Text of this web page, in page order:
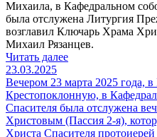
Михаила, в Кафедральном
была отслужена Литургия
возглавил Ключарь Храма
Михаил Рязанцев.
Читать далее
23.03.2025
Вечером 23 марта 2025 года,
Крестопоклонную, в
Спасителя была отслужена
Христовым (Пассия 2-я),
Христа Спасителя